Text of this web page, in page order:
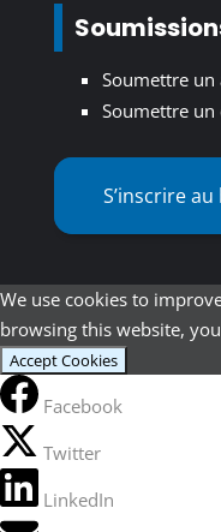
Soumettre un
Soumettre un
S’inscrire
We use cookies to
browsing this website,
Accept Cookies
Facebook
Twitter
LinkedIn